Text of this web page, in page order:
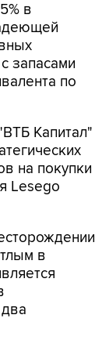
в
запасами
по
Капитал"
на покупки
Lesego
в